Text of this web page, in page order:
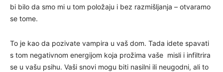
bi bilo da smo mi u tom položaju i bez razmišljanja – otvaramo
se tome.
To je kao da pozivate vampira u vaš dom. Tada idete spavati
s tom negativnom energijom koja prožima vaše misli i infiltrira
se u vašu psihu. Vaši snovi mogu biti nasilni ili neugodni, ali to